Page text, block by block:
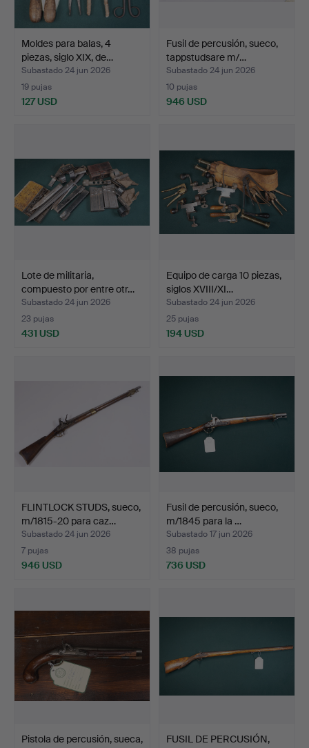
Moldes para balas, 4
piezas, siglo XIX, de…
Subastado 24 jun 2026
19 pujas
127 USD
Fusil de percusión, sueco,
tappstudsare m/…
Subastado 24 jun 2026
10 pujas
946 USD
Lote de militaria,
compuesto por entre otr…
Subastado 24 jun 2026
23 pujas
431 USD
Equipo de carga 10 piezas,
siglos XVIII/XI…
Subastado 24 jun 2026
25 pujas
194 USD
FLINTLOCK STUDS, sueco,
m/1815-20 para caz…
Subastado 24 jun 2026
7 pujas
946 USD
Fusil de percusión, sueco,
m/1845 para la …
Subastado 17 jun 2026
38 pujas
736 USD
Pistola de percusión, sueca,
FUSIL DE PERCUSIÓN,